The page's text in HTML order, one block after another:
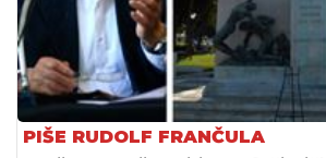
PIŠE RUDOLF FRANČULA